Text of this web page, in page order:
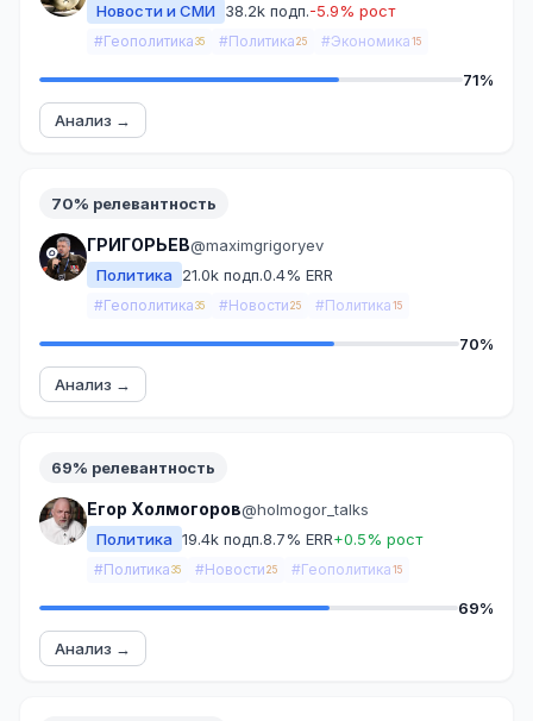
Новости и СМИ
38.2k подп.-5.9% рост
#Геополитика 35 #Политика 25 #Экономика 15
71%
Анализ →
70% релевантность
ГРИГОРЬЕВ@maximgrigoryev
Политика
21.0k подп.0.4% ERR
#Геополитика 35 #Новости 25 #Политика 15
70%
Анализ →
69% релевантность
Егор Холмогоров@holmogor_talks
Политика 19.4k подп.8.7% ERR+0.5% рост
#Политика 35 #Новости 25 #Геополитика 15
69%
Анализ →